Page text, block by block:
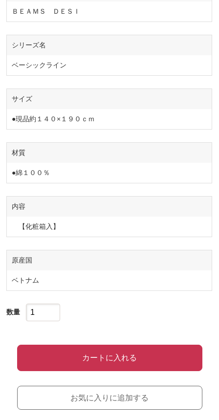
ＢＥＡＭＳ ＤＥＳＩ
シリーズ名
ベーシックライン
サイズ
●現品約１４０×１９０ｃｍ
材質
●綿１００％
内容
【化粧箱入】
原産国
ベトナム
数量
カートに入れる
お気に入りに追加する